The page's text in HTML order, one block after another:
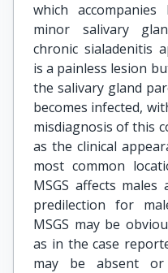
which
minor salivary
chronic sialadenitis
is a painless lesion
the salivary gland
becomes infected,
misdiagnosis of this
as the clinical
most common
MSGS affects
predilection for
MSGS may be
as in the case
may be absent or